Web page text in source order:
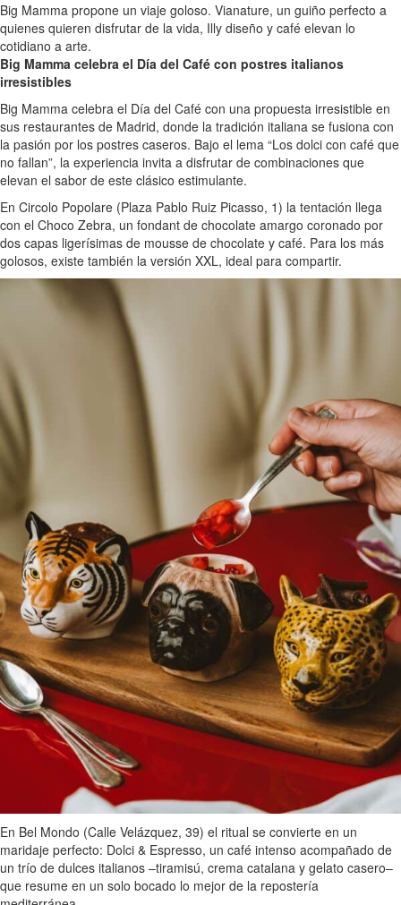
Big Mamma propone un viaje goloso. Vianature, un guiño perfecto a
quienes quieren disfrutar de la vida, Illy diseño y café elevan lo
cotidiano a arte.
Big Mamma celebra el Día del Café con postres italianos
irresistibles
Big Mamma celebra el Día del Café con una propuesta irresistible en
sus restaurantes de Madrid, donde la tradición italiana se fusiona con
la pasión por los postres caseros. Bajo el lema “Los dolci con café que
no fallan”, la experiencia invita a disfrutar de combinaciones que
elevan el sabor de este clásico estimulante.
En Circolo Popolare (Plaza Pablo Ruiz Picasso, 1) la tentación llega
con el Choco Zebra, un fondant de chocolate amargo coronado por
dos capas ligerísimas de mousse de chocolate y café. Para los más
golosos, existe también la versión XXL, ideal para compartir.
En Bel Mondo (Calle Velázquez, 39) el ritual se convierte en un
maridaje perfecto: Dolci & Espresso, un café intenso acompañado de
un trío de dulces italianos –tiramisú, crema catalana y gelato casero–
que resume en un solo bocado lo mejor de la repostería